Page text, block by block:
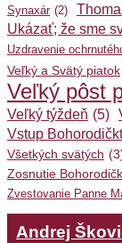
Synaxár (2)
Ukázať; že sme
Uzdravenie
Veľký a Svätý piatok
Veľký pôst
Veľký týždeň (5)
Vstup
Všetkých svätých
Zosnutie
Zvestovanie Panne
Andrej